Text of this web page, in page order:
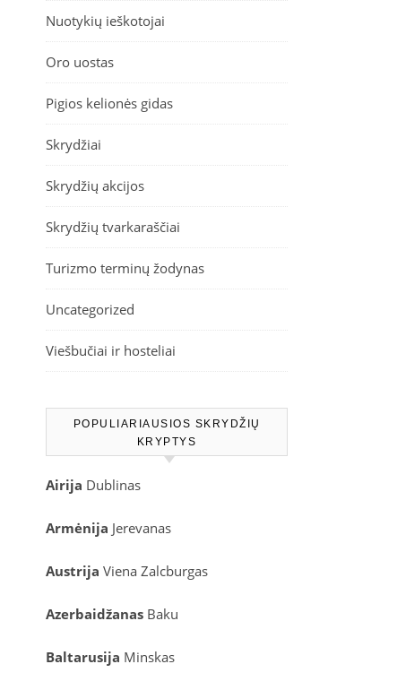
Nuotykių ieškotojai
Oro uostas
Pigios kelionės gidas
Skrydžiai
Skrydžių akcijos
Skrydžių tvarkaraščiai
Turizmo terminų žodynas
Uncategorized
Viešbučiai ir hosteliai
POPULIARIAUSIOS SKRYDŽIŲ
KRYPTYS
Airija Dublinas
Armėnija Jerevanas
Austrija Viena Zalcburgas
Azerbaidžanas Baku
Baltarusija Minskas